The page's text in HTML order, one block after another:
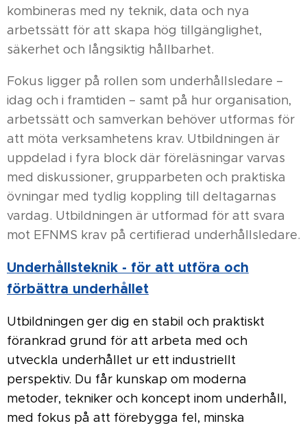
kombineras med ny teknik, data och nya
arbetssätt för att skapa hög tillgänglighet,
säkerhet och långsiktig hållbarhet.
Fokus ligger på rollen som underhållsledare –
idag och i framtiden – samt på hur organisation,
arbetssätt och samverkan behöver utformas för
att möta verksamhetens krav. Utbildningen är
uppdelad i fyra block där föreläsningar varvas
med diskussioner, grupparbeten och praktiska
övningar med tydlig koppling till deltagarnas
vardag. Utbildningen är utformad för att svara
mot EFNMS krav på certifierad underhållsledare.
Underhållsteknik - för att utföra och
förbättra underhållet
Utbildningen ger dig en stabil och praktiskt
förankrad grund för att arbeta med och
utveckla underhållet ur ett industriellt
perspektiv. Du får kunskap om moderna
metoder, tekniker och koncept inom underhåll,
med fokus på att förebygga fel, minska